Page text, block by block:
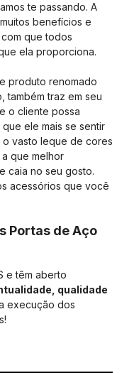
te passando. A
benefícios e
que todos
ela proporciona.
produto renomado
também traz em seu
o cliente possa
ele mais se sentir
o vasto leque de cores
que melhor
caia no seu gosto.
acessórios que você
Portas de Aço
e têm aberto
qualidade
execução dos